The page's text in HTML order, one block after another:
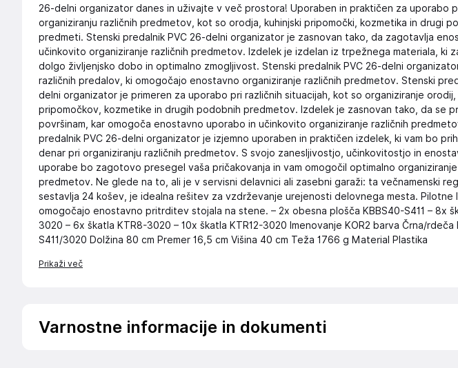
26-delni organizator danes in uživajte v več prostora! Uporaben in praktičen za uporabo
organiziranju različnih predmetov, kot so orodja, kuhinjski pripomočki, kozmetika in drugi
predmeti. Stenski predalnik PVC 26-delni organizator je zasnovan tako, da zagotavlja
učinkovito organiziranje različnih predmetov. Izdelek je izdelan iz trpežnega materiala, ki
dolgo življenjsko dobo in optimalno zmogljivost. Stenski predalnik PVC 26-delni
različnih predalov, ki omogočajo enostavno organiziranje različnih predmetov. Stenski
delni organizator je primeren za uporabo pri različnih situacijah, kot so organiziranje orodij,
pripomočkov, kozmetike in drugih podobnih predmetov. Izdelek je zasnovan tako, da se
površinam, kar omogoča enostavno uporabo in učinkovito organiziranje različnih
predalnik PVC 26-delni organizator je izjemno uporaben in praktičen izdelek, ki vam bo
denar pri organiziranju različnih predmetov. S svojo zanesljivostjo, učinkovitostjo in
uporabe bo zagotovo presegel vaša pričakovanja in vam omogočil optimalno organiziranje
predmetov. Ne glede na to, ali je v servisni delavnici ali zasebni garaži: ta večnamenski
sestavlja 24 košev, je idealna rešitev za vzdrževanje urejenosti delovnega mesta. Pilotne
omogočajo enostavno pritrditev stojala na stene. – 2x obesna plošča KBBS40-S411 – 8x
3020 – 6x škatla KTR8-3020 – 10x škatla KTR12-3020 Imenovanje KOR2 barva Črna/rdeča
S411/3020 Dolžina 80 cm Premer 16,5 cm Višina 40 cm Teža 1766 g Material Plastika
Prikaži več
Varnostne informacije in dokumenti